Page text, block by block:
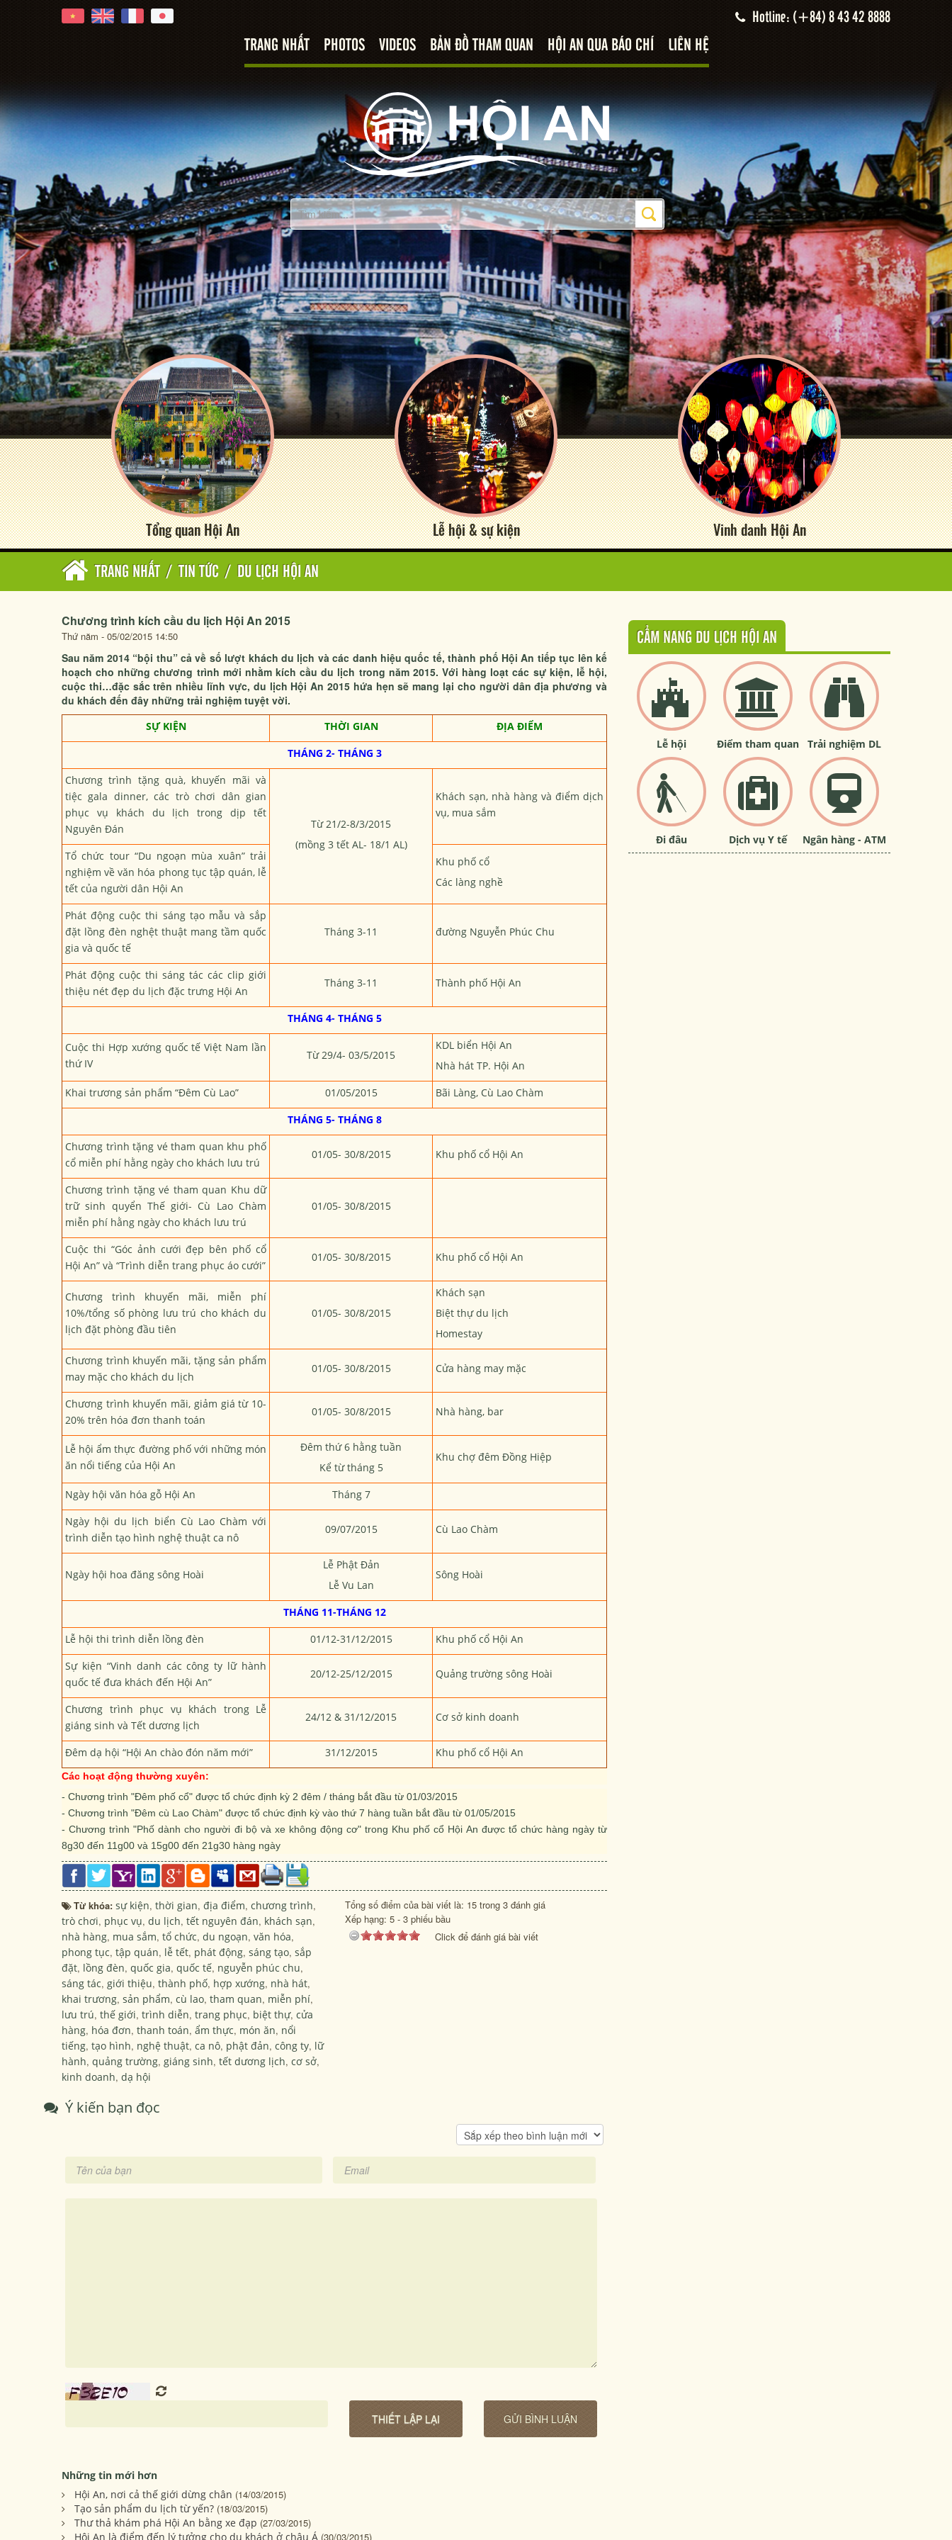
Hotline: (+84) 8 43 42 8888
TRANG NHẤT PHOTOS VIDEOS BẢN ĐỒ THAM QUAN HỘI AN QUA BÁO CHÍ LIÊN HỆ
Tổng quan Hội An Lễ hội & sự kiện Vinh danh Hội An
TRANG NHẤT / TIN TỨC / DU LỊCH HỘI AN
Chương trình kích cầu du lịch Hội An 2015
Thứ năm - 05/02/2015 14:50
Sau năm 2014 “bội thu” cả về số lượt khách du lịch và các danh hiệu quốc tế, thành phố Hội An tiếp tục lên kế
hoạch cho những chương trình mới nhằm kích cầu du lịch trong năm 2015. Với hàng loạt các sự kiện, lễ hội,
cuộc thi…đặc sắc trên nhiều lĩnh vực, du lịch Hội An 2015 hứa hẹn sẽ mang lại cho người dân địa phương và
du khách đến đây những trải nghiệm tuyệt vời.
SỰ KIỆN THỜI GIAN
ĐỊA ĐIỂM
THÁNG 2- THÁNG 3
Chương trình tặng quà, khuyến mãi và
tiệc gala dinner, các trò chơi dân gian
phục vụ khách du lịch trong dịp tết
Nguyên Đán
Từ 21/2-8/3/2015
(mồng 3 tết AL- 18/1 AL)
Khách sạn, nhà hàng và điểm dịch
vụ, mua sắm
Tổ chức tour “Du ngoạn mùa xuân” trải
nghiệm về văn hóa phong tục tập quán, lễ
tết của người dân Hội An
Khu phố cổ
Các làng nghề
Phát động cuộc thi sáng tạo mẫu và sắp
đặt lồng đèn nghệt thuật mang tầm quốc
gia và quốc tế
Tháng 3-11 đường Nguyễn Phúc Chu
Phát động cuộc thi sáng tác các clip giới
thiệu nét đẹp du lịch đặc trưng Hội An
Tháng 3-11 Thành phố Hội An
THÁNG 4- THÁNG 5
Cuộc thi Hợp xướng quốc tế Việt Nam lần
thứ IV
Từ 29/4- 03/5/2015
KDL biển Hội An
Nhà hát TP. Hội An
Khai trương sản phẩm “Đêm Cù Lao”
01/05/2015
Bãi Làng, Cù Lao Chàm
THÁNG 5- THÁNG 8
Chương trình tặng vé tham quan khu phố
cổ miễn phí hằng ngày cho khách lưu trú
01/05- 30/8/2015 Khu phố cổ Hội An
Chương trình tặng vé tham quan Khu dữ
trữ sinh quyển Thế giới- Cù Lao Chàm
miễn phí hằng ngày cho khách lưu trú
01/05- 30/8/2015
Cuộc thi “Góc ảnh cưới đẹp bên phố cổ
Hội An” và “Trình diễn trang phục áo cưới”
01/05- 30/8/2015 Khu phố cổ Hội An
Chương trình khuyến mãi, miễn phí
10%/tổng số phòng lưu trú cho khách du
lịch đặt phòng đầu tiên
01/05- 30/8/2015
Khách sạn
Biệt thự du lịch
Homestay
Chương trình khuyến mãi, tặng sản phẩm
may mặc cho khách du lịch
01/05- 30/8/2015 Cửa hàng may mặc
Chương trình khuyến mãi, giảm giá từ 10-
20% trên hóa đơn thanh toán
01/05- 30/8/2015 Nhà hàng, bar
Lễ hội ẩm thực đường phố với những món
ăn nổi tiếng của Hội An
Đêm thứ 6 hằng tuần
Kể từ tháng 5
Khu chợ đêm Đồng Hiệp
Ngày hội văn hóa gỗ Hội An
Tháng 7
Ngày hội du lịch biển Cù Lao Chàm với
trình diễn tạo hình nghệ thuật ca nô
09/07/2015 Cù Lao Chàm
Ngày hội hoa đăng sông Hoài
Lễ Phật Đản
Lễ Vu Lan
Sông Hoài
THÁNG 11-THÁNG 12
Lễ hội thi trình diễn lồng đèn
01/12-31/12/2015
Khu phố cổ Hội An
Sự kiện “Vinh danh các công ty lữ hành
quốc tế đưa khách đến Hội An”
20/12-25/12/2015 Quảng trường sông Hoài
Chương trình phục vụ khách trong Lễ
giáng sinh và Tết dương lịch
24/12 & 31/12/2015 Cơ sở kinh doanh
Đêm dạ hội “Hội An chào đón năm mới” 31/12/2015 Khu phố cổ Hội An
Các hoạt động thường xuyên:
- Chương trình "Đêm phố cổ" được tổ chức định kỳ 2 đêm / tháng bắt đầu từ 01/03/2015
- Chương trình "Đêm cù Lao Chàm" được tổ chức định kỳ vào thứ 7 hàng tuần bắt đầu từ 01/05/2015
- Chương trình "Phố dành cho người đi bộ và xe không động cơ" trong Khu phố cổ Hội An được tổ chức hàng ngày từ
8g30 đến 11g00 và 15g00 đến 21g30 hàng ngày
Từ khóa: sự kiện, thời gian, địa điểm, chương trình,
trò chơi, phục vụ, du lịch, tết nguyên đán, khách sạn,
nhà hàng, mua sắm, tổ chức, du ngoạn, văn hóa,
phong tục, tập quán, lễ tết, phát động, sáng tạo, sắp
đặt, lồng đèn, quốc gia, quốc tế, nguyễn phúc chu,
sáng tác, giới thiệu, thành phố, hợp xướng, nhà hát,
khai trương, sản phẩm, cù lao, tham quan, miễn phí,
lưu trú, thế giới, trình diễn, trang phục, biệt thự, cửa
hàng, hóa đơn, thanh toán, ẩm thực, món ăn, nổi
tiếng, tạo hình, nghệ thuật, ca nô, phật đản, công ty, lữ
hành, quảng trường, giáng sinh, tết dương lịch, cơ sở,
kinh doanh, dạ hội
Tổng số điểm của bài viết là: 15 trong 3 đánh giá
Xếp hạng: 5 - 3 phiếu bầu
Click để đánh giá bài viết
Ý kiến bạn đọc
Những tin mới hơn
Hội An, nơi cả thế giới dừng chân (14/03/2015)
Tạo sản phẩm du lịch từ yến? (18/03/2015)
Thư thả khám phá Hội An bằng xe đạp (27/03/2015)
Hội An là điểm đến lý tưởng cho du khách ở châu Á (30/03/2015)
CẨM NANG DU LỊCH HỘI AN
Lễ hội Điểm tham quan Trải nghiệm DL
Đi đâu Dịch vụ Y tế Ngân hàng - ATM